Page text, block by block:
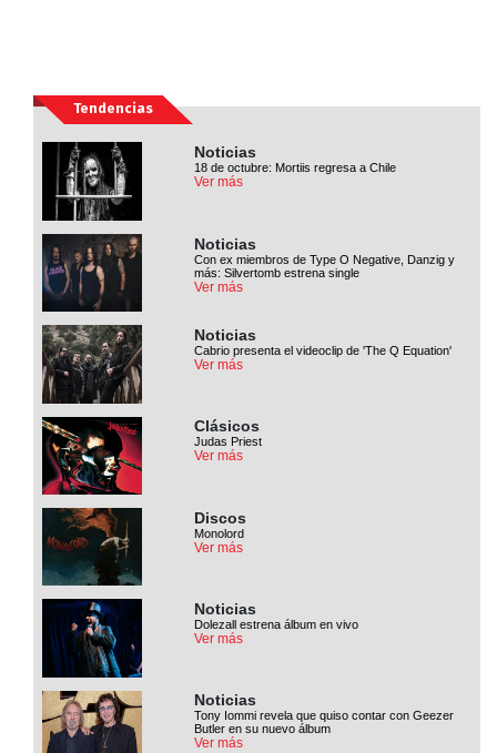
Tendencias
Noticias
18 de octubre: Mortiis regresa a Chile
Ver más
Noticias
Con ex miembros de Type O Negative, Danzig y
más: Silvertomb estrena single
Ver más
Noticias
Cabrio presenta el videoclip de 'The Q Equation'
Ver más
Clásicos
Judas Priest
Ver más
Discos
Monolord
Ver más
Noticias
Dolezall estrena álbum en vivo
Ver más
Noticias
Tony Iommi revela que quiso contar con Geezer
Butler en su nuevo álbum
Ver más